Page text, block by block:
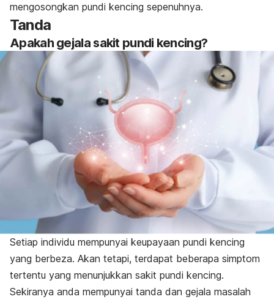
mengosongkan pundi kencing sepenuhnya.
Tanda
Apakah gejala sakit pundi kencing?
Setiap individu mempunyai keupayaan pundi kencing
yang berbeza. Akan tetapi, terdapat beberapa simptom
tertentu yang menunjukkan sakit pundi kencing.
Sekiranya anda mempunyai tanda dan gejala masalah